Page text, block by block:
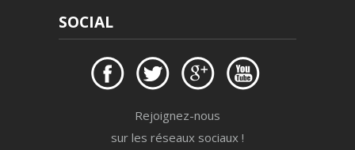
SOCIAL
Rejoignez-nous
sur les réseaux sociaux !